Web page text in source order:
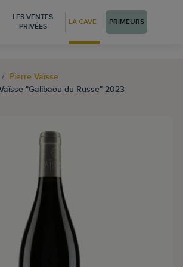
LES VENTES
PRIVÉES
LA CAVE PRIMEURS
Pierre Vaïsse
"Galibaou du Russe" 2023